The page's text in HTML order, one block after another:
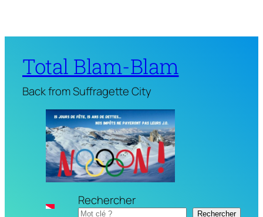
Total Blam-Blam
Back from Suffragette City
Rechercher
Rechercher